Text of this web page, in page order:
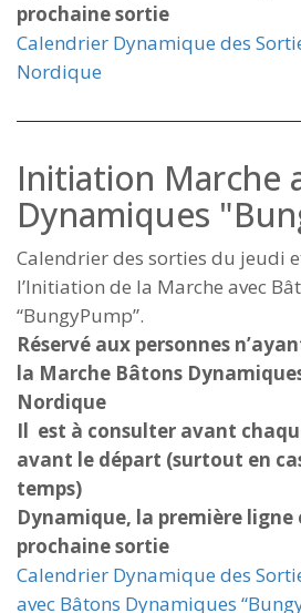
prochaine sortie
Calendrier Dynamique des
Nordique
Initiation Marche
Dynamiques
Calendrier des sorties du jeudi
l’Initiation de la Marche avec
“BungyPump”.
Réservé aux personnes
la Marche Bâtons
Nordique
Il est à consulter avant
avant le départ (surtout en
temps)
Dynamique, la première
prochaine sortie
Calendrier Dynamique des
avec Bâtons Dynamiques